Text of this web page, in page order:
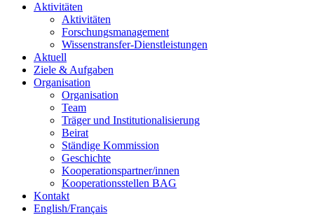
Aktivitäten
Aktivitäten
Forschungsmanagement
Wissenstransfer-Dienstleistungen
Aktuell
Ziele & Aufgaben
Organisation
Organisation
Team
Träger und Institutionalisierung
Beirat
Ständige Kommission
Geschichte
Kooperationspartner/innen
Kooperationsstellen BAG
Kontakt
English/Français